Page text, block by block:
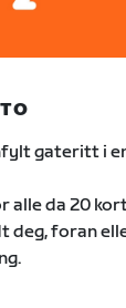
gateritt i
alle da 20
deg, foran